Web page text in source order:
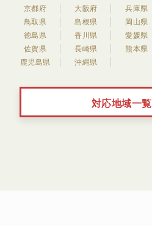
京都府
大阪府 兵庫県
鳥取県
島根県 岡山県
徳島県
香川県 愛媛県
佐賀県
長崎県 熊本県
鹿児島県
沖縄県
対応地域一